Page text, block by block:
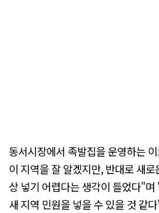
동서시장에서 족발집을 운영하는
이 지역을 잘 알겠지만, 반대로 새
상 넣기 어렵다는 생각이 들었다"
새 지역 민원을 넣을 수 있을 것 같